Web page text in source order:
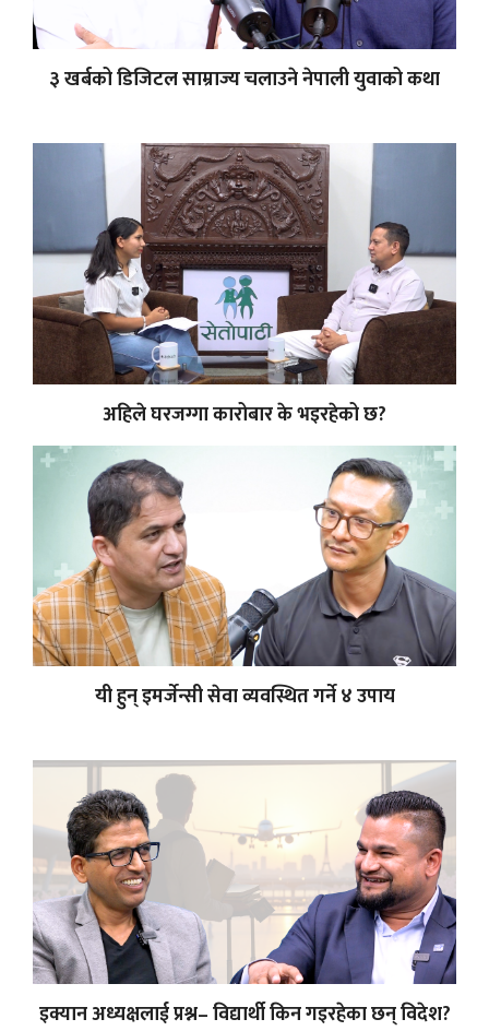
३ खर्बको डिजिटल साम्राज्य चलाउने नेपाली युवाको कथा
अहिले घरजग्गा कारोबार के भइरहेको छ?
यी हुन् इमर्जेन्सी सेवा व्यवस्थित गर्ने ४ उपाय
इक्यान अध्यक्षलाई प्रश्न– विद्यार्थी किन गइरहेका छन् विदेश?